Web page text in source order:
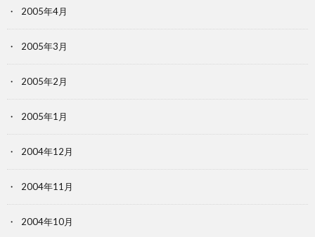
2005年4月
2005年3月
2005年2月
2005年1月
2004年12月
2004年11月
2004年10月